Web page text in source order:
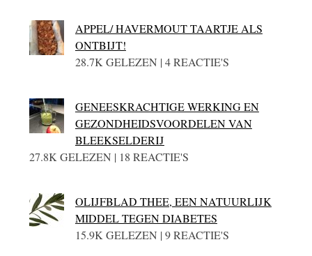
APPEL/ HAVERMOUT TAARTJE ALS
ONTBIJT!
28.7K GELEZEN | 4 REACTIE'S
GENEESKRACHTIGE WERKING EN
GEZONDHEIDSVOORDELEN VAN
BLEEKSELDERIJ
27.8K GELEZEN | 18 REACTIE'S
OLIJFBLAD THEE, EEN NATUURLIJK
MIDDEL TEGEN DIABETES
15.9K GELEZEN | 9 REACTIE'S